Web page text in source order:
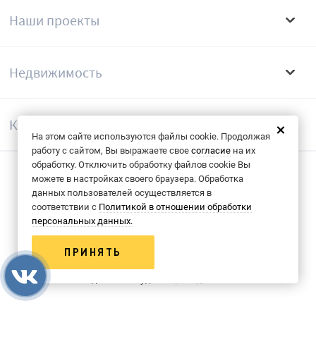
На этом сайте используются файлы cookie. Продолжая
работу с сайтом, Вы выражаете свое согласие на их
обработку. Отключить обработку файлов cookie Вы
можете в настройках своего браузера. Обработка
данных пользователей осуществляется в
соответствии с Политикой в отношении обработки
персональных данных.
ПРИНЯТЬ
Наши проекты
Недвижимость
Компания
© 2013-2026 Группа компаний «КФК»
Политика конфиденциальности
Согласие на обрабоку данных